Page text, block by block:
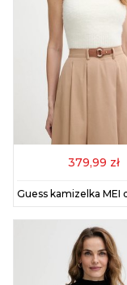
379,99 zł